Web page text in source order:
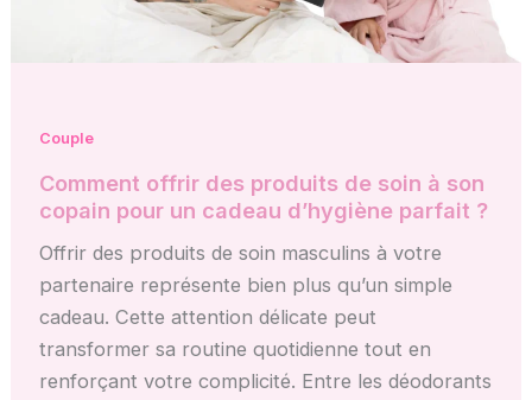
Couple
Comment offrir des produits de soin à son
copain pour un cadeau d’hygiène parfait ?
Offrir des produits de soin masculins à votre
partenaire représente bien plus qu’un simple
cadeau. Cette attention délicate peut
transformer sa routine quotidienne tout en
renforçant votre complicité. Entre les déodorants